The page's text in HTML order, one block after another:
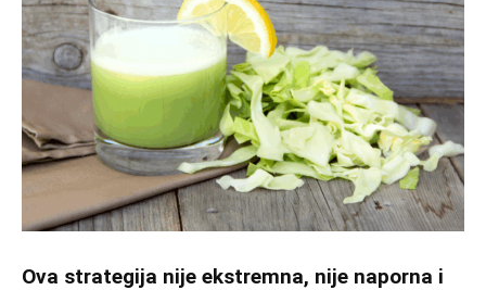
Ova strategija nije ekstremna, nije naporna i